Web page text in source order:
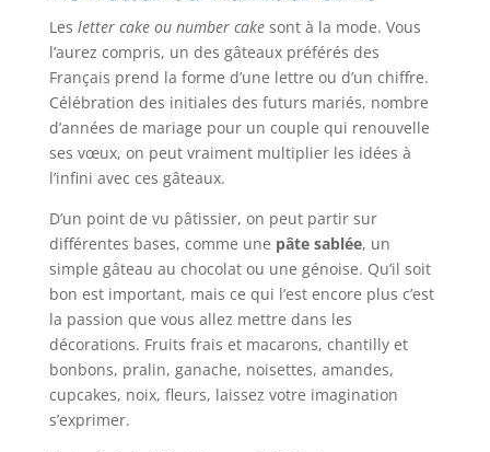
Les letter cake ou number cakesont à la mode. Vous
l’aurez compris, un des gâteaux préférés des
Français prend la forme d’une lettre ou d’un chiffre.
Célébration des initiales des futurs mariés, nombre
d’années de mariage pour un couple qui renouvelle
ses vœux, on peut vraiment multiplier les idées à
l’infini avec ces gâteaux.
D’un point de vu pâtissier, on peut partir sur
différentes bases, comme une pâte sablée, un
simple gâteau au chocolat ou une génoise. Qu’il soit
bon est important, mais ce qui l’est encore plus c’est
la passion que vous allez mettre dans les
décorations. Fruits frais et macarons, chantilly et
bonbons, pralin, ganache, noisettes, amandes,
cupcakes, noix, fleurs, laissez votre imagination
s’exprimer.